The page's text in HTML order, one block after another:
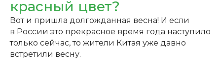
красный цвет?
Вот и пришла долгожданная весна! И если
в России это прекрасное время года наступило
только сейчас, то жители Китая уже давно
встретили весну.